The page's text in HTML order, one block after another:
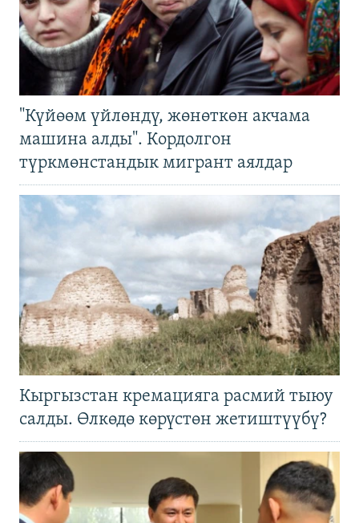
"Күйөөм үйлөндү, жөнөткөн акчама
машина алды". Кордолгон
түркмөнстандык мигрант аялдар
Кыргызстан кремацияга расмий тыюу
салды. Өлкөдө көрүстөн жетиштүүбү?